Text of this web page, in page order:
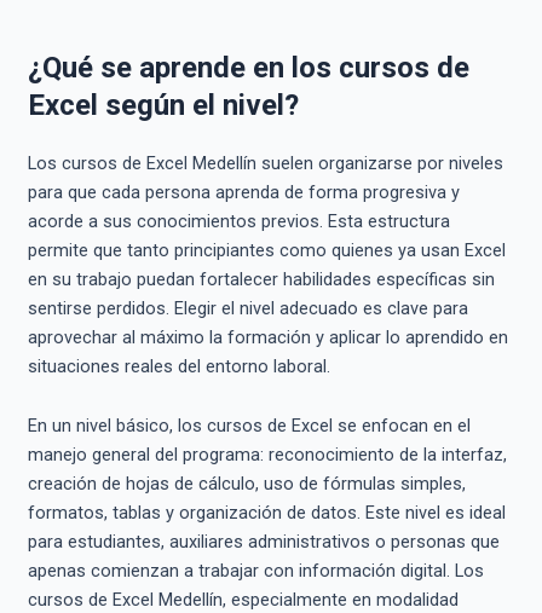
¿Qué se aprende en los cursos de
Excel según el nivel?
Los cursos de Excel Medellín suelen organizarse por niveles
para que cada persona aprenda de forma progresiva y
acorde a sus conocimientos previos. Esta estructura
permite que tanto principiantes como quienes ya usan Excel
en su trabajo puedan fortalecer habilidades específicas sin
sentirse perdidos. Elegir el nivel adecuado es clave para
aprovechar al máximo la formación y aplicar lo aprendido en
situaciones reales del entorno laboral.
En un nivel básico, los cursos de Excel se enfocan en el
manejo general del programa: reconocimiento de la interfaz,
creación de hojas de cálculo, uso de fórmulas simples,
formatos, tablas y organización de datos. Este nivel es ideal
para estudiantes, auxiliares administrativos o personas que
apenas comienzan a trabajar con información digital. Los
cursos de Excel Medellín, especialmente en modalidad